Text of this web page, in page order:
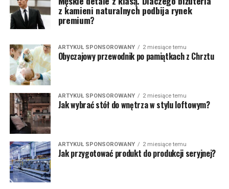
z kamieni naturalnych podbija rynek
premium?
ARTYKUŁ SPONSOROWANY 2 miesiące temu
Obyczajowy przewodnik po pamiątkach z Chrztu
ARTYKUŁ SPONSOROWANY 2 miesiące temu
Jak wybrać stół do wnętrza w stylu loftowym?
ARTYKUŁ SPONSOROWANY 2 miesiące temu
Jak przygotować produkt do produkcji seryjnej?